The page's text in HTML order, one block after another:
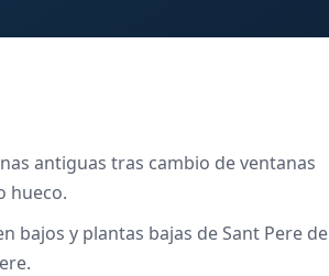
antiguas tras cambio de ventanas
hueco.
bajos y plantas bajas de Sant Pere de